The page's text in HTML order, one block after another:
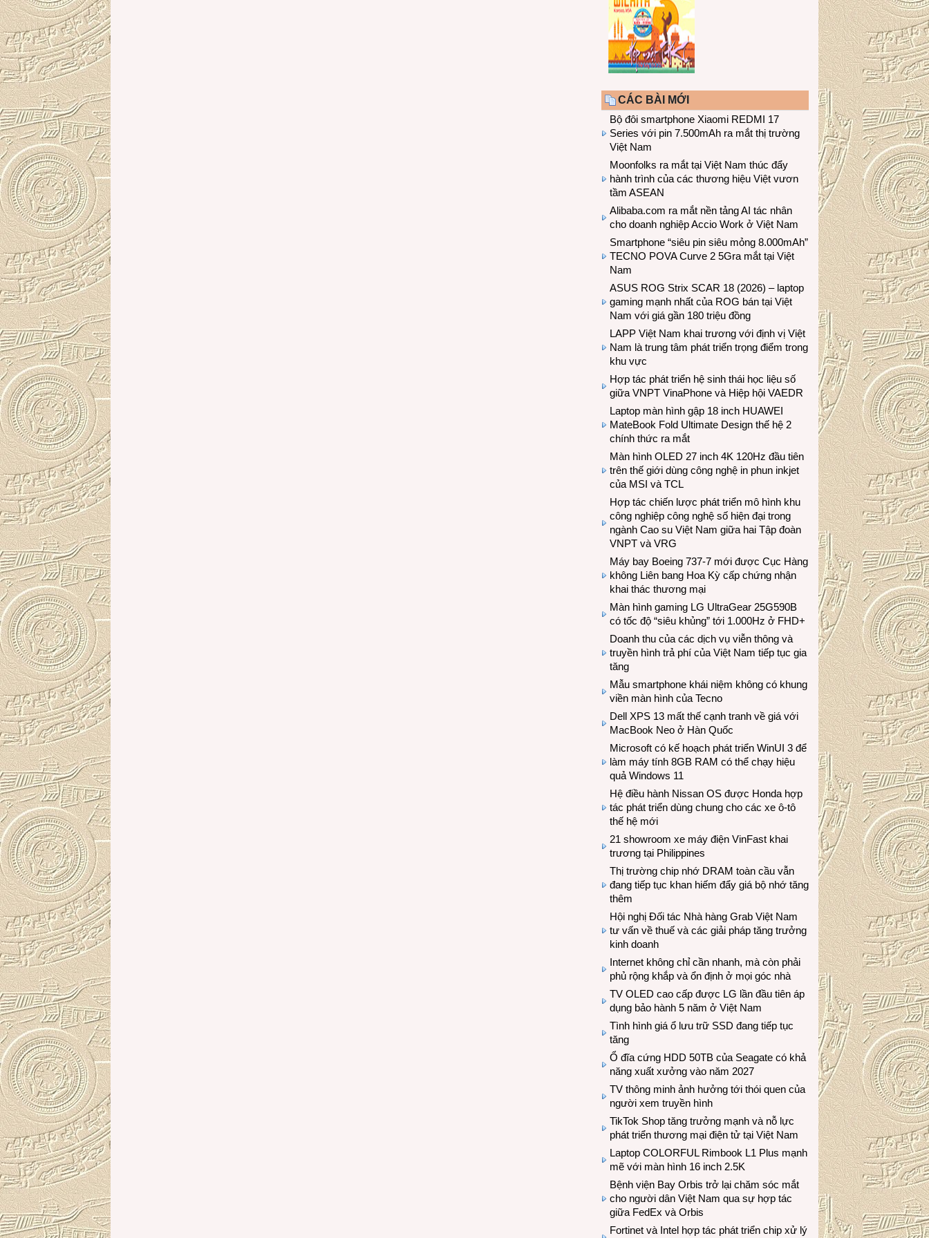
CÁC BÀI MỚI
Bộ đôi smartphone Xiaomi REDMI 17
Series với pin 7.500mAh ra mắt thị trường
Việt Nam
Moonfolks ra mắt tại Việt Nam thúc đẩy
hành trình của các thương hiệu Việt vươn
tầm ASEAN
Alibaba.com ra mắt nền tảng AI tác nhân
cho doanh nghiệp Accio Work ở Việt Nam
Smartphone “siêu pin siêu mỏng 8.000mAh”
TECNO POVA Curve 2 5Gra mắt tại Việt
Nam
ASUS ROG Strix SCAR 18 (2026) – laptop
gaming mạnh nhất của ROG bán tại Việt
Nam với giá gần 180 triệu đồng
LAPP Việt Nam khai trương với định vị Việt
Nam là trung tâm phát triển trọng điểm trong
khu vực
Hợp tác phát triển hệ sinh thái học liệu số
giữa VNPT VinaPhone và Hiệp hội VAEDR
Laptop màn hình gập 18 inch HUAWEI
MateBook Fold Ultimate Design thế hệ 2
chính thức ra mắt
Màn hình OLED 27 inch 4K 120Hz đầu tiên
trên thế giới dùng công nghệ in phun inkjet
của MSI và TCL
Hợp tác chiến lược phát triển mô hình khu
công nghiệp công nghệ số hiện đại trong
ngành Cao su Việt Nam giữa hai Tập đoàn
VNPT và VRG
Máy bay Boeing 737-7 mới được Cục Hàng
không Liên bang Hoa Kỳ cấp chứng nhận
khai thác thương mại
Màn hình gaming LG UltraGear 25G590B
có tốc độ “siêu khủng” tới 1.000Hz ở FHD+
Doanh thu của các dịch vụ viễn thông và
truyền hình trả phí của Việt Nam tiếp tục gia
tăng
Mẫu smartphone khái niệm không có khung
viền màn hình của Tecno
Dell XPS 13 mất thế cạnh tranh về giá với
MacBook Neo ở Hàn Quốc
Microsoft có kế hoạch phát triển WinUI 3 để
làm máy tính 8GB RAM có thể chạy hiệu
quả Windows 11
Hệ điều hành Nissan OS được Honda hợp
tác phát triển dùng chung cho các xe ô-tô
thế hệ mới
21 showroom xe máy điện VinFast khai
trương tại Philippines
Thị trường chip nhớ DRAM toàn cầu vẫn
đang tiếp tục khan hiếm đẩy giá bộ nhớ tăng
thêm
Hội nghị Đối tác Nhà hàng Grab Việt Nam
tư vấn về thuế và các giải pháp tăng trưởng
kinh doanh
Internet không chỉ cần nhanh, mà còn phải
phủ rộng khắp và ổn định ở mọi góc nhà
TV OLED cao cấp được LG lần đầu tiên áp
dụng bảo hành 5 năm ở Việt Nam
Tình hình giá ổ lưu trữ SSD đang tiếp tục
tăng
Ổ đĩa cứng HDD 50TB của Seagate có khả
năng xuất xưởng vào năm 2027
TV thông minh ảnh hưởng tới thói quen của
người xem truyền hình
TikTok Shop tăng trưởng mạnh và nỗ lực
phát triển thương mại điện tử tại Việt Nam
Laptop COLORFUL Rimbook L1 Plus mạnh
mẽ với màn hình 16 inch 2.5K
Bệnh viện Bay Orbis trở lại chăm sóc mắt
cho người dân Việt Nam qua sự hợp tác
giữa FedEx và Orbis
Fortinet và Intel hợp tác phát triển chip xử lý